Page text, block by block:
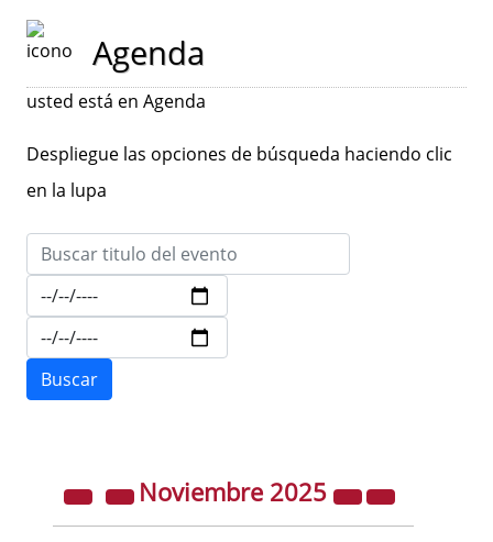
Agenda
usted está en Agenda
Despliegue las opciones de búsqueda haciendo clic
en la lupa
Noviembre 2025